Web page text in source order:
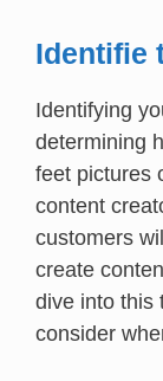
Identifie
Identifying
determining
feet pictures
content
customers
create
dive into this
consider